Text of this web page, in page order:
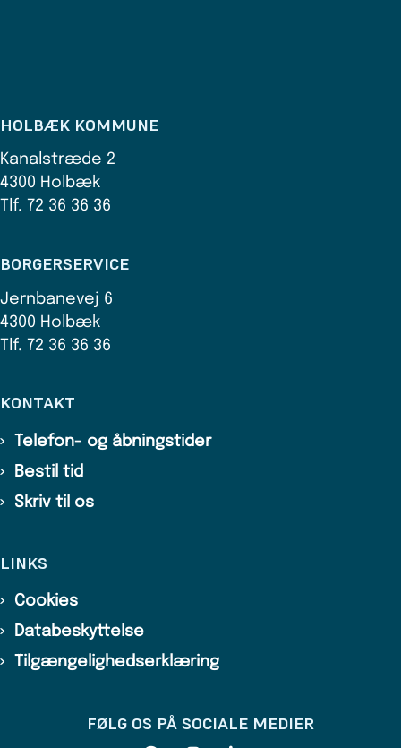
HOLBÆK KOMMUNE
Kanalstræde 2
4300 Holbæk
Tlf. 72 36 36 36
BORGERSERVICE
Jernbanevej 6
4300 Holbæk
Tlf. 72 36 36 36
KONTAKT
Telefon- og åbningstider
Bestil tid
Skriv til os
LINKS
Cookies
Databeskyttelse
Tilgængelighedserklæring
FØLG OS PÅ SOCIALE MEDIER